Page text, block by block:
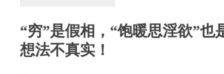
“穷”是假相，“饱暖思淫欲”也
想法不真实！